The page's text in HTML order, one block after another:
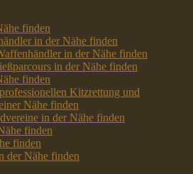
finden
in der Nähe finden
in der Nähe finden
in der Nähe finden
finden
Kitzrettung und
Nähe finden
in der Nähe finden
finden
finden
der Nähe finden